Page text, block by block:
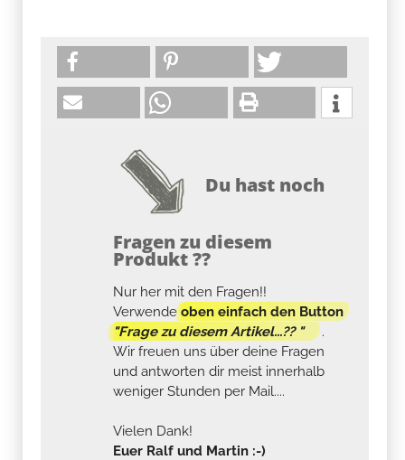
Du hast noch
Fragen zu diesem
Produkt ??
Nur her mit den Fragen!!
Verwendeoben einfach den Button
"Frage zu diesem Artikel...?? "
.
Wir freuen uns über deine Fragen
und antworten dir meist innerhalb
weniger Stunden per Mail....
Vielen Dank!
Euer Ralf und Martin :-)